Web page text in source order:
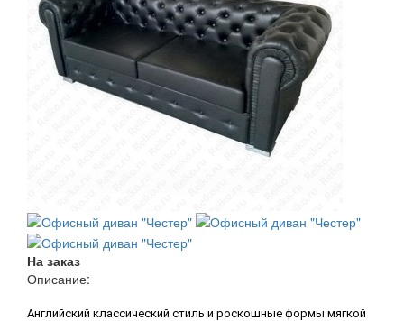
На заказ
Описание:
Английский классический стиль и роскошные формы мягкой